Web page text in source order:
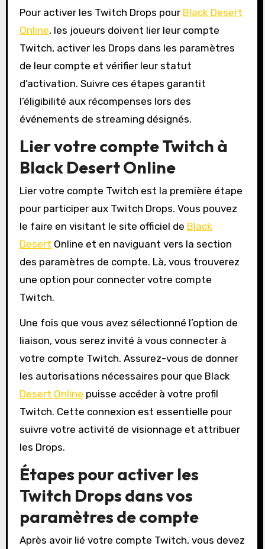
Pour activer les Twitch Drops pour Black Desert
Online, les joueurs doivent lier leur compte
Twitch, activer les Drops dans les paramètres
de leur compte et vérifier leur statut
d’activation. Suivre ces étapes garantit
l’éligibilité aux récompenses lors des
événements de streaming désignés.
Lier votre compte Twitch à
Black Desert Online
Lier votre compte Twitch est la première étape
pour participer aux Twitch Drops. Vous pouvez
le faire en visitant le site officiel de Black
Desert Online et en naviguant vers la section
des paramètres de compte. Là, vous trouverez
une option pour connecter votre compte
Twitch.
Une fois que vous avez sélectionné l’option de
liaison, vous serez invité à vous connecter à
votre compte Twitch. Assurez-vous de donner
les autorisations nécessaires pour que Black
Desert Online puisse accéder à votre profil
Twitch. Cette connexion est essentielle pour
suivre votre activité de visionnage et attribuer
les Drops.
Étapes pour activer les
Twitch Drops dans vos
paramètres de compte
Après avoir lié votre compte Twitch, vous devez